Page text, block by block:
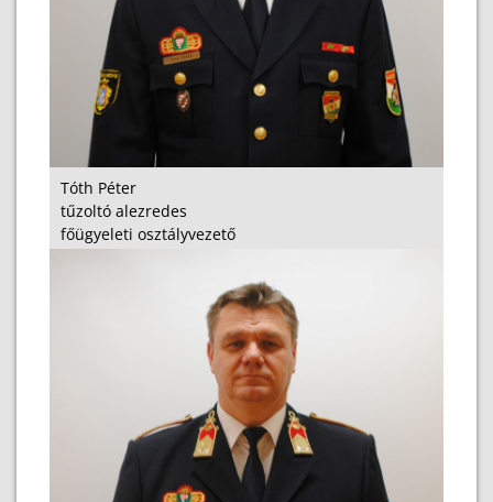
Tóth Péter
tűzoltó alezredes
főügyeleti osztályvezető